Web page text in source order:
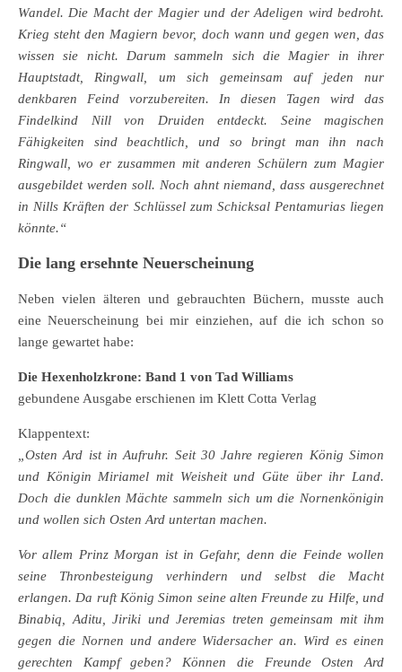
Wandel. Die Macht der Magier und der Adeligen wird bedroht.
Krieg steht den Magiern bevor, doch wann und gegen wen, das
wissen sie nicht. Darum sammeln sich die Magier in ihrer
Hauptstadt, Ringwall, um sich gemeinsam auf jeden nur
denkbaren Feind vorzubereiten. In diesen Tagen wird das
Findelkind Nill von Druiden entdeckt. Seine magischen
Fähigkeiten sind beachtlich, und so bringt man ihn nach
Ringwall, wo er zusammen mit anderen Schülern zum Magier
ausgebildet werden soll. Noch ahnt niemand, dass ausgerechnet
in Nills Kräften der Schlüssel zum Schicksal Pentamurias liegen
könnte.“
Die lang ersehnte Neuerscheinung
Neben vielen älteren und gebrauchten Büchern, musste auch
eine Neuerscheinung bei mir einziehen, auf die ich schon so
lange gewartet habe:
Die Hexenholzkrone: Band 1 von Tad Williams
gebundene Ausgabe erschienen im Klett Cotta Verlag
Klappentext:
„Osten Ard ist in Aufruhr. Seit 30 Jahre regieren König Simon
und Königin Miriamel mit Weisheit und Güte über ihr Land.
Doch die dunklen Mächte sammeln sich um die Nornenkönigin
und wollen sich Osten Ard untertan machen.
Vor allem Prinz Morgan ist in Gefahr, denn die Feinde wollen
seine Thronbesteigung verhindern und selbst die Macht
erlangen. Da ruft König Simon seine alten Freunde zu Hilfe, und
Binabiq, Aditu, Jiriki und Jeremias treten gemeinsam mit ihm
gegen die Nornen und andere Widersacher an. Wird es einen
gerechten Kampf geben? Können die Freunde Osten Ard